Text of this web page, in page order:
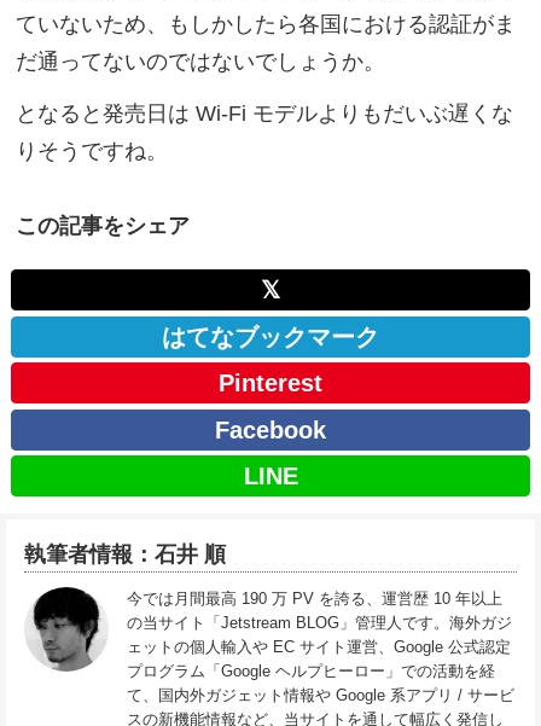
ていないため、もしかしたら各国における認証がま
だ通ってないのではないでしょうか。
となると発売日は Wi-Fi モデルよりもだいぶ遅くな
りそうですね。
この記事をシェア
𝕏
はてなブックマーク
Pinterest
Facebook
LINE
執筆者情報：石井 順
今では月間最高 190 万 PV を誇る、運営歴 10 年以上
の当サイト「Jetstream BLOG」管理人です。海外ガジ
ェットの個人輸入や EC サイト運営、Google 公式認定
プログラム「Google ヘルプヒーロー」での活動を経
て、国内外ガジェット情報や Google 系アプリ / サービ
スの新機能情報など、当サイトを通して幅広く発信し